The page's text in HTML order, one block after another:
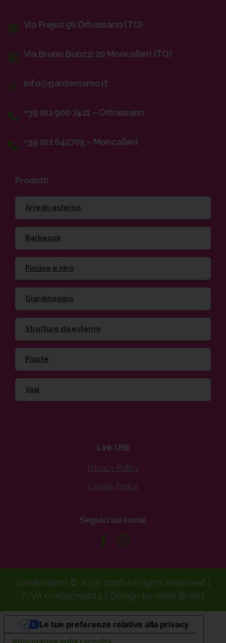
Via Frejus 56 Orbassano (TO)
Via Bruno Buozzi 20 Moncalieri (TO)
info@gardeniamo.it
+39 011 900 7421 – Orbassano
+39 011 642705 – Moncalieri
Prodotti
Arredo esterno
Barbecue
Piscine e idro
Giardinaggio
Strutture da esterno
Piante
Vasi
Link Utili
Privacy Policy
Cookie Policy
Seguici sui social
Gardeniamo © 2025-2026 All rights reserved |
P.IVA 00509750014 | Design by Web Brand
Le tue preferenze relative alla privacy